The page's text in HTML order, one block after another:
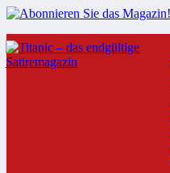
Zum
Inhalt
springen